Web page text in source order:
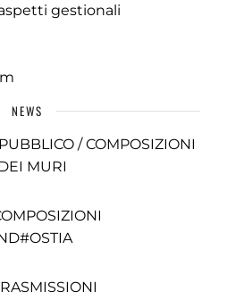
gestionali
NEWS
/ COMPOSIZIONI
MURI